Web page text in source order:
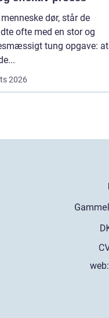
dør, står de
ofte med en stor og
tung opgave: at
2026
web: